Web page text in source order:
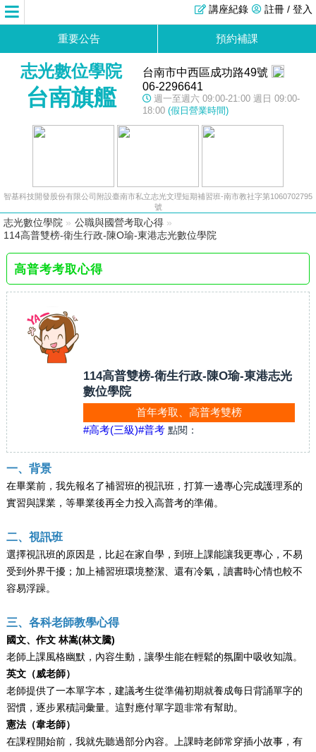
註冊 / 登入
講座紀錄
重要公告 預約補課
志光數位學院
台南旗艦
台南市中西區成功路49號
06-2296641
週一至週六 09:00-21:00 週日 09:00-
18:00 (假日營業時間)
智基科技開發股份有限公司附設臺南市私立志光文理短期補習班-南市教社字第1060702795
號
志光數位學院 » 公職與國營考取心得 »
114高普雙榜-衛生行政-陳O瑜-東港志光數位學院
高普考考取心得
114高普雙榜-衛生行政-陳O瑜-東港志光
數位學院
首年考取、高普考雙榜
#高考(三級)#普考 點閱：
一、背景
在畢業前，我先報名了補習班的視訊班，打算一邊專心完成護理系的
實習與課業，等畢業後再全力投入高普考的準備。
二、視訊班
選擇視訊班的原因是，比起在家自學，到班上課能讓我更專心，不易
受到外界干擾；加上補習班環境整潔、還有冷氣，讀書時心情也較不
容易浮躁。
三、各科老師教學心得
國文、作文 林嵩(林文騰)
老師上課風格幽默，內容生動，讓學生能在輕鬆的氛圍中吸收知識。
英文（威老師）
老師提供了一本單字本，建議考生從準備初期就養成每日背誦單字的
習慣，逐步累積詞彙量。這對應付單字題非常有幫助。
憲法（韋老師）
在課程開始前，我就先聽過部分內容。上課時老師常穿插小故事，有